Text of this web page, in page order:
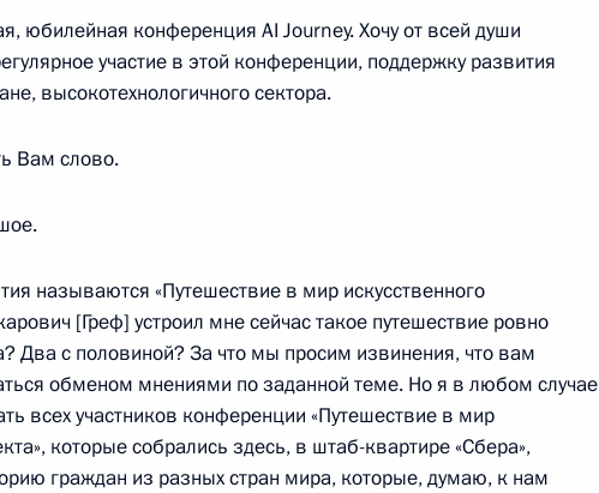
Москва, Кремль
положение корпуса реактора энергоблока
министров Того
совета КНР Ли Цяном
Москва, Кремль
5
юбилейная конференция AI Journey. Хочу от всей души
участие в этой конференции, поддержку развития
высокотехнологичного сектора.
Вам слово.
называются «Путешествие в мир искусственного
[Греф] устроил мне сейчас такое путешествие ровно
Два с половиной? За что мы просим извинения, что вам
обменом мнениями по заданной теме. Но я в любом случае
всех участников конференции «Путешествие в мир
которые собрались здесь, в штаб-квартире «Сбера»,
граждан из разных стран мира, которые, думаю, к нам